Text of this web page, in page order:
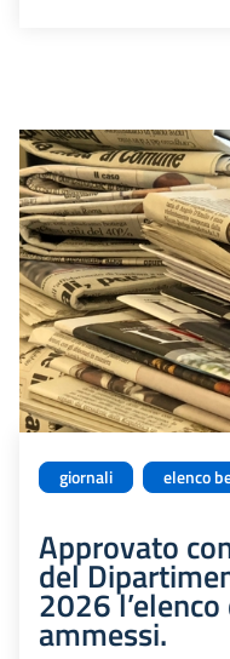
giornali elenco
Approvato
del
2026
ammessi.